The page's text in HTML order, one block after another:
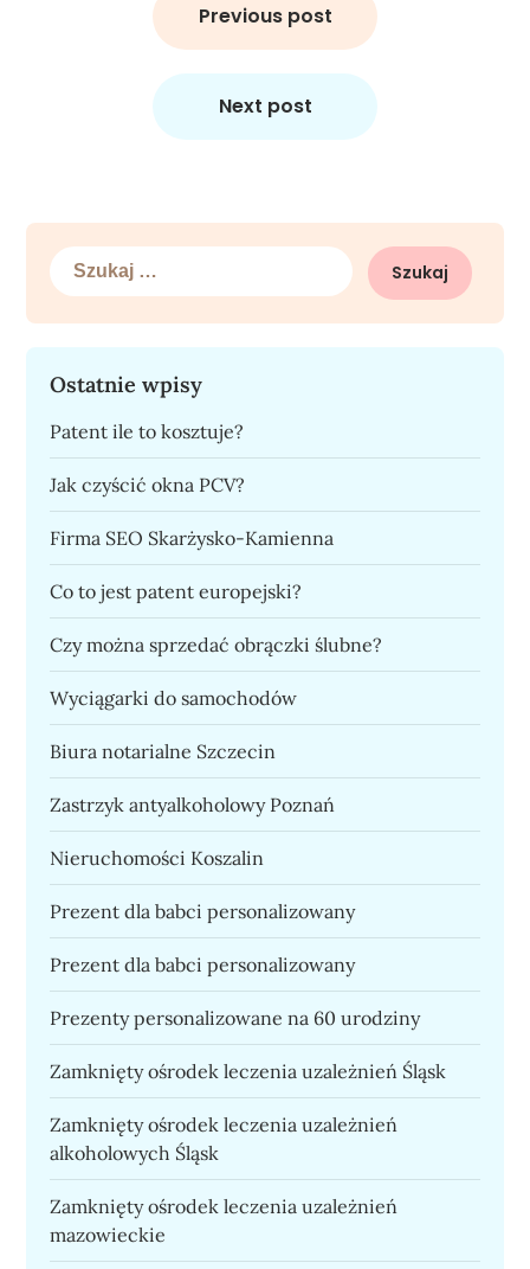
Previous post
Next post
Szukaj:
Ostatnie wpisy
Patent ile to kosztuje?
Jak czyścić okna PCV?
Firma SEO Skarżysko-Kamienna
Co to jest patent europejski?
Czy można sprzedać obrączki ślubne?
Wyciągarki do samochodów
Biura notarialne Szczecin
Zastrzyk antyalkoholowy Poznań
Nieruchomości Koszalin
Prezent dla babci personalizowany
Prezent dla babci personalizowany
Prezenty personalizowane na 60 urodziny
Zamknięty ośrodek leczenia uzależnień Śląsk
Zamknięty ośrodek leczenia uzależnień
alkoholowych Śląsk
Zamknięty ośrodek leczenia uzależnień
mazowieckie